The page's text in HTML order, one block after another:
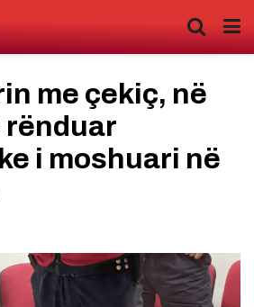
me çekiç, në
rënduar
i moshuari në